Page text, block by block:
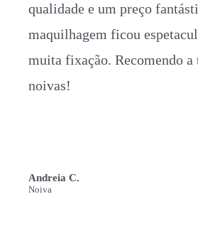
qualidade e um preço
maquilhagem ficou
muita fixação. Recomendo a
noivas!
Andreia C.
Noiva